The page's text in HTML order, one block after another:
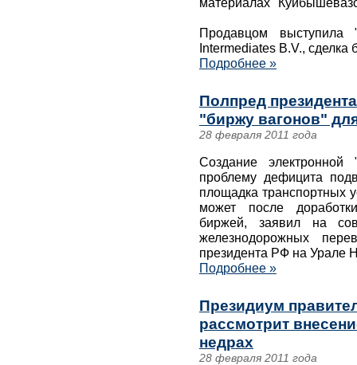
материалах
Продавцом
Intermediates B.V.,
Подробнее »
Полпред
"биржу вагонов"
28 февраля 2011 года
Создание
проблему дефицита
площадка транспортных
может после
биржей, заявил на
железнодорожных
президента РФ на Урале
Подробнее »
Президиум
рассмотрит
недрах
28 февраля 2011 года